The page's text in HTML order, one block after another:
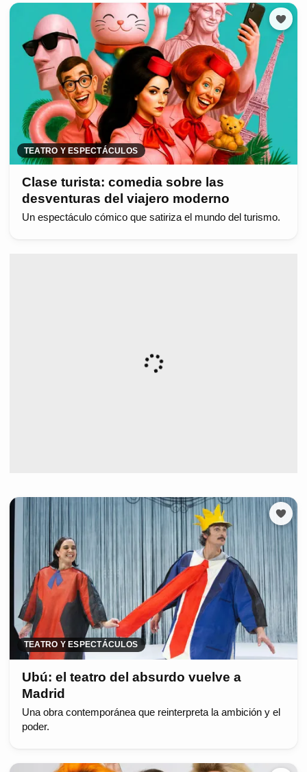
TEATRO Y ESPECTÁCULOS
Clase turista: comedia sobre las
desventuras del viajero moderno
Un espectáculo cómico que satiriza el mundo del turismo.
TEATRO Y ESPECTÁCULOS
Ubú: el teatro del absurdo vuelve a
Madrid
Una obra contemporánea que reinterpreta la ambición y el
poder.